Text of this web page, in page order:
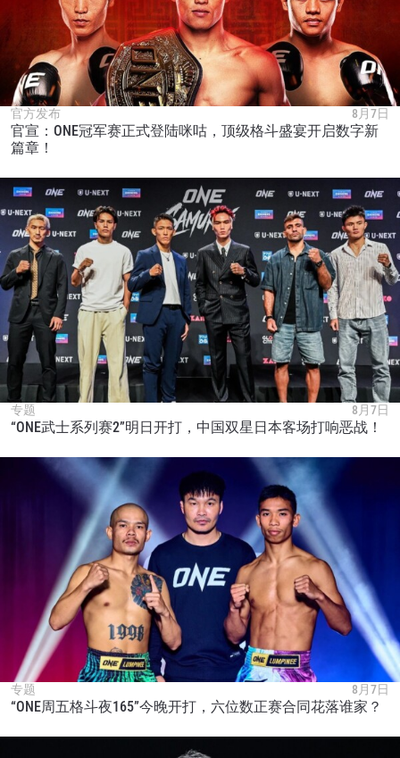
官方发布 8月7日
官宣：ONE冠军赛正式登陆咪咕，顶级格斗盛宴开启数字新
篇章！
专题 8月7日
“ONE武士系列赛2”明日开打，中国双星日本客场打响恶战！
专题 8月7日
“ONE周五格斗夜165”今晚开打，六位数正赛合同花落谁家？